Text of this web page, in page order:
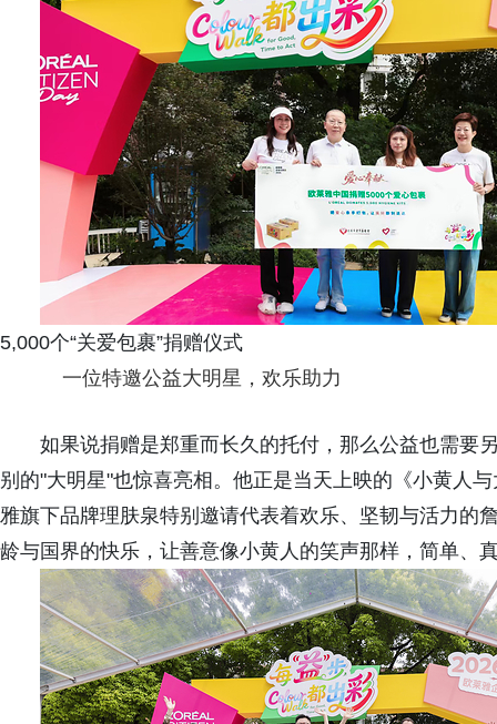
5,000个“关爱包裹”捐赠仪式
一位特邀公益大明星，欢乐助力
如果说捐赠是郑重而长久的托付，那么公益也需要
别的"大明星"也惊喜亮相。他正是当天上映的《小黄人
雅旗下品牌理肤泉特别邀请代表着欢乐、坚韧与活力的
龄与国界的快乐，让善意像小黄人的笑声那样，简单、